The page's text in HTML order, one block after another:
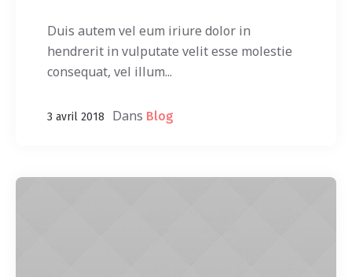
Duis autem vel eum iriure dolor in
hendrerit in vulputate velit esse molestie
consequat, vel illum...
3 avril 2018 Dans Blog